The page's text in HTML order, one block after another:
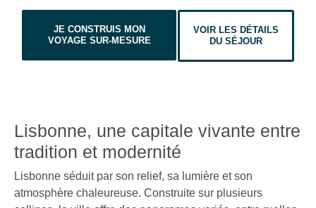
JE CONSTRUIS MON
VOYAGE SUR-MESURE
VOIR LES DÉTAILS
DU SÉJOUR
Lisbonne, une capitale vivante entre
tradition et modernité
Lisbonne séduit par son relief, sa lumière et son
atmosphère chaleureuse. Construite sur plusieurs